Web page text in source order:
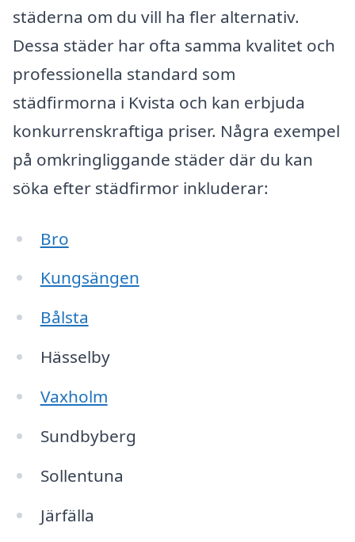
städerna om du vill ha fler alternativ.
Dessa städer har ofta samma kvalitet och
professionella standard som
städfirmorna i Kvista och kan erbjuda
konkurrenskraftiga priser. Några exempel
på omkringliggande städer där du kan
söka efter städfirmor inkluderar:
Bro
Kungsängen
Bålsta
Hässelby
Vaxholm
Sundbyberg
Sollentuna
Järfälla